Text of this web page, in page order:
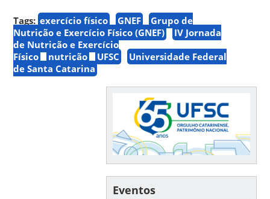
Tags: exercício físico GNEF
Grupo de
Nutrição e Exercício Físico (GNEF)
IV Jornada
de Nutrição e Exercício
Físico
nutrição UFSC
Universidade Federal
de Santa Catarina
Eventos